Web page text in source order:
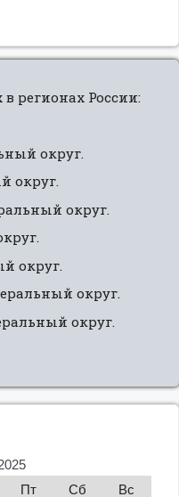
регионах России:
округ.
округ.
округ.
округ.
округ.
округ.
Пт Сб Вс